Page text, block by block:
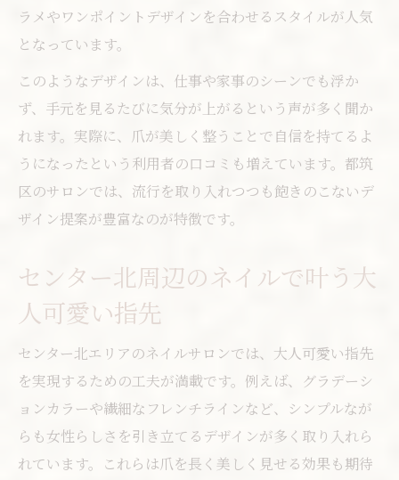
ラメやワンポイントデザインを合わせるスタイルが人気
となっています。
このようなデザインは、仕事や家事のシーンでも浮か
ず、手元を見るたびに気分が上がるという声が多く聞か
れます。実際に、爪が美しく整うことで自信を持てるよ
うになったという利用者の口コミも増えています。都筑
区のサロンでは、流行を取り入れつつも飽きのこないデ
ザイン提案が豊富なのが特徴です。
センター北周辺のネイルで叶う大
人可愛い指先
センター北エリアのネイルサロンでは、大人可愛い指先
を実現するための工夫が満載です。例えば、グラデーシ
ョンカラーや繊細なフレンチラインなど、シンプルなが
らも女性らしさを引き立てるデザインが多く取り入れら
れています。これらは爪を長く美しく見せる効果も期待